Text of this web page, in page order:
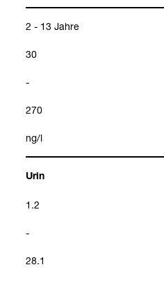
2 - 13 Jahre
30
-
270
ng/l
Urin
1.2
-
28.1